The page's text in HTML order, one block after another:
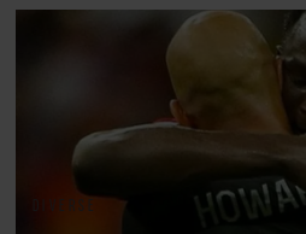
DIVERSE